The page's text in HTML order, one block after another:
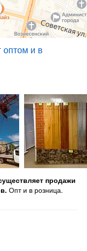
оптом и в
продажи
Опт и в розница.